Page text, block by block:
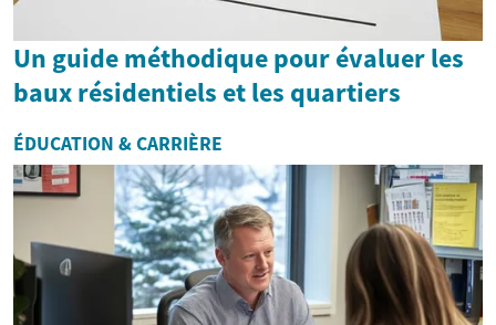
Un guide méthodique pour évaluer les
baux résidentiels et les quartiers
ÉDUCATION & CARRIÈRE